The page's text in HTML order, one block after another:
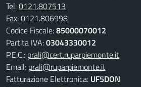
Tel:0121.807513
Fax:0121.806998
Codice Fiscale:85000070012
Partita IVA:03043330012
P.E.C.: prali@cert.ruparpiemonte.it
Email: prali@ruparpiemonte.it
Fatturazione Elettronica: UF5DON